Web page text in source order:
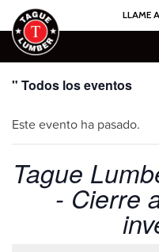
al
contenido
LLAME
" Todos los eventos
Este evento ha pasado.
Tague
- Cierre